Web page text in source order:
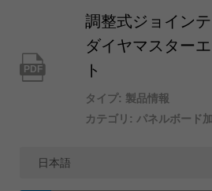
PDF
調整式ジョイン
ダイヤマスター
ト
タイプ: 製品情報
カテゴリ: パネルボード